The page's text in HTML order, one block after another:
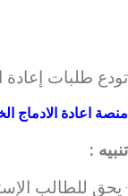
تودع طلبات إعادة
منصة اعادة الادماج
تنبيه :
· يحق للطالب